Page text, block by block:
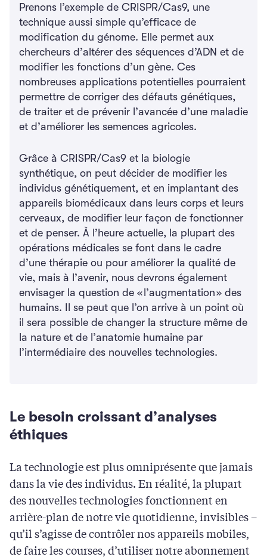
Prenons l’exemple de CRISPR/Cas9, une
technique aussi simple qu’efficace de
modification du génome. Elle permet aux
chercheurs d’altérer des séquences d’ADN et de
modifier les fonctions d’un gène. Ces
nombreuses applications potentielles pourraient
permettre de corriger des défauts génétiques,
de traiter et de prévenir l’avancée d’une maladie
et d’améliorer les semences agricoles.
Grâce à CRISPR/Cas9 et la biologie
synthétique, on peut décider de modifier les
individus génétiquement, et en implantant des
appareils biomédicaux dans leurs corps et leurs
cerveaux, de modifier leur façon de fonctionner
et de penser. À l’heure actuelle, la plupart des
opérations médicales se font dans le cadre
d’une thérapie ou pour améliorer la qualité de
vie, mais à l’avenir, nous devrons également
envisager la question de « l’augmentation » des
humains. Il se peut que l’on arrive à un point où
il sera possible de changer la structure même de
la nature et de l’anatomie humaine par
l’intermédiaire des nouvelles technologies.
Le besoin croissant d’analyses
éthiques
La technologie est plus omniprésente que jamais
dans la vie des individus. En réalité, la plupart
des nouvelles technologies fonctionnent en
arrière-plan de notre vie quotidienne, invisibles –
qu’il s’agisse de contrôler nos appareils mobiles,
de faire les courses, d’utiliser notre abonnement